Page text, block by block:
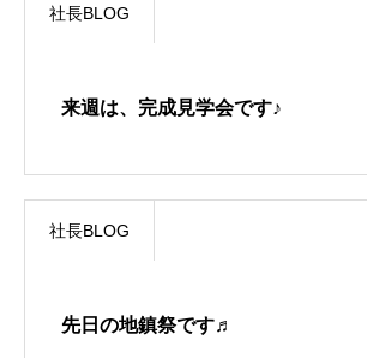
社長BLOG
来週は、完成見学会です♪
社長BLOG
先日の地鎮祭です♬